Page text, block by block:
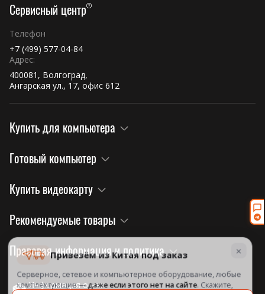
Сервисный центр
Телефон
+7 (499) 577-04-84
Адрес:
400081, Волгоград,
Ангарская ул., 17, офис 612
Купить для компьютера
Готовый компьютер
Купить видеокарту
Рекомендуемые товары
Правовая информация и политика
Информация о нас
×
Привезём из Китая под заказ
Серверное, сетевое и компьютерное оборудование, любые
комплектующие —даже если этого нет на сайте . Скажите,